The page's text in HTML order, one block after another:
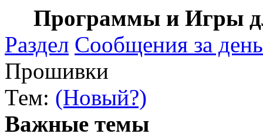
Программы и Игры
Раздел Сообщения за день
Прошивки
Тем: (Новый?)
Важные темы